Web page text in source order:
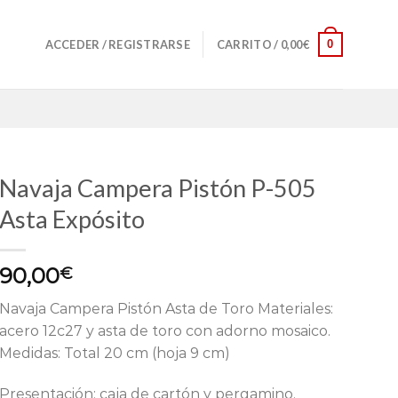
ACCEDER / REGISTRARSE CARRITO / 0,00€ 0
Navaja Campera Pistón P-505
Asta Expósito
90,00€
Navaja Campera Pistón Asta de Toro Materiales:
acero 12c27 y asta de toro con adorno mosaico.
Medidas: Total 20 cm (hoja 9 cm)
Presentación: caja de cartón y pergamino.